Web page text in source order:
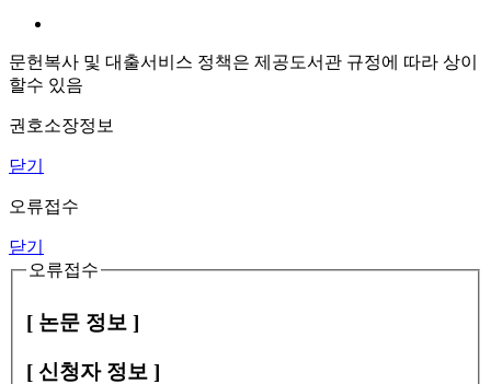
문헌복사 및 대출서비스 정책은 제공도서관 규정에 따라 상이
할수 있음
권호소장정보
닫기
오류접수
닫기
오류접수
[ 논문 정보 ]
[ 신청자 정보 ]